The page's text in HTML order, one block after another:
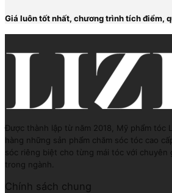
Giá luôn tốt nhất, chương trình tích điểm,
Được thành lập từ năm 2018, Mỹ phẩm tóc
hàng những sản phẩm chăm sóc tóc cao
sóc riêng biệt cho từng mái tóc với chuyên
trong ngành.
Chính sách chung